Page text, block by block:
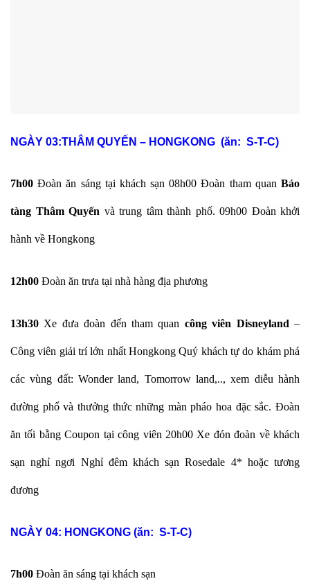
NGÀY 03:THÂM QUYẾN – HONGKONG (ăn: S-T-C)
7h00 Đoàn ăn sáng tại khách sạn 08h00 Đoàn tham quan Bảo
tàng Thâm Quyến và trung tâm thành phố. 09h00 Đoàn khởi
hành về Hongkong
12h00 Đoàn ăn trưa tại nhà hàng địa phương
13h30 Xe đưa đoàn đến tham quan công viên Disneyland –
Công viên giải trí lớn nhất Hongkong Quý khách tự do khám phá
các vùng đất: Wonder land, Tomorrow land,.., xem diễu hành
đường phố và thưởng thức những màn pháo hoa đặc sắc. Đoàn
ăn tối bằng Coupon tại công viên 20h00 Xe đón đoàn về khách
sạn nghỉ ngơi Nghỉ đêm khách sạn Rosedale 4* hoặc tương
đương
NGÀY 04: HONGKONG (ăn: S-T-C)
7h00 Đoàn ăn sáng tại khách sạn